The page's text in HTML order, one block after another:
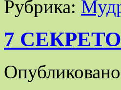
Рубрика:
7
Опубликовано